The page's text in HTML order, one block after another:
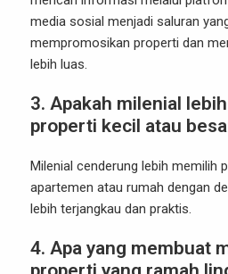
media sosial menjadi saluran
mempromosikan properti dan
lebih luas.
3. Apakah milenial
properti kecil atau
Milenial cenderung lebih memilih
apartemen atau rumah dengan
lebih terjangkau dan praktis.
4. Apa yang membuat